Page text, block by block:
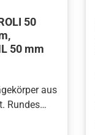
50
50 mm
aus
Rundes